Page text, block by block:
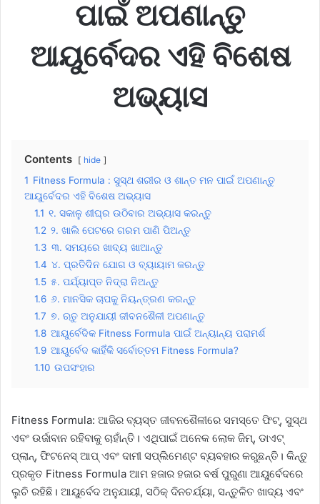
ପାଇଁ ଅପଣାନ୍ତୁ
ଆୟୁର୍ବେଦର ଏହି ବିଶେଷ
ଅଭ୍ୟାସ
Contents hide
1 Fitness Formula : ସୁସ୍ଥ ଶରୀର ଓ ଶାନ୍ତ ମନ ପାଇଁ ଅପଣାନ୍ତୁ
ଆୟୁର୍ବେଦର ଏହି ବିଶେଷ ଅଭ୍ୟାସ
1.1 ୧. ସକାଳୁ ଶୀଘ୍ର ଉଠିବାର ଅଭ୍ୟାସ କରନ୍ତୁ
1.2 ୨. ଖାଲି ପେଟରେ ଗରମ ପାଣି ପିଅନ୍ତୁ
1.3 ୩. ସମୟରେ ଖାଦ୍ୟ ଖାଆନ୍ତୁ
1.4 ୪. ପ୍ରତିଦିନ ଯୋଗ ଓ ବ୍ୟାୟାମ କରନ୍ତୁ
1.5 ୫. ପର୍ଯ୍ୟାପ୍ତ ନିଦ୍ରା ନିଅନ୍ତୁ
1.6 ୬. ମାନସିକ ଚାପକୁ ନିୟନ୍ତ୍ରଣ କରନ୍ତୁ
1.7 ୭. ଋତୁ ଅନୁଯାୟୀ ଜୀବନଶୈଳୀ ଅପଣାନ୍ତୁ
1.8 ଆୟୁର୍ବେଦିକ Fitness Formula ପାଇଁ ଅନ୍ୟାନ୍ୟ ପରାମର୍ଶ
1.9 ଆୟୁର୍ବେଦ କାହିଁକି ସର୍ବୋତ୍ତମ Fitness Formula?
1.10 ଉପସଂହାର
Fitness Formula: ଆଜିର ବ୍ୟସ୍ତ ଜୀବନଶୈଳୀରେ ସମସ୍ତେ ଫିଟ୍, ସୁସ୍ଥ
ଏବଂ ଉର୍ଜାବାନ ରହିବାକୁ ଚାହାଁନ୍ତି। ଏଥିପାଇଁ ଅନେକ ଲୋକ ଜିମ୍, ଡାଏଟ୍
ପ୍ଲାନ୍, ଫିଟନେସ୍ ଆପ୍ ଏବଂ ଦାମୀ ସପ୍ଲିମେଣ୍ଟ ବ୍ୟବହାର କରୁଛନ୍ତି। କିନ୍ତୁ
ପ୍ରକୃତ Fitness Formula ଆମ ହଜାର ହଜାର ବର୍ଷ ପୁରୁଣା ଆୟୁର୍ବେଦରେ
ଲୁଚି ରହିଛି। ଆୟୁର୍ବେଦ ଅନୁଯାୟୀ, ସଠିକ୍ ଦିନଚର୍ଯ୍ୟା, ସନ୍ତୁଳିତ ଖାଦ୍ୟ ଏବଂ